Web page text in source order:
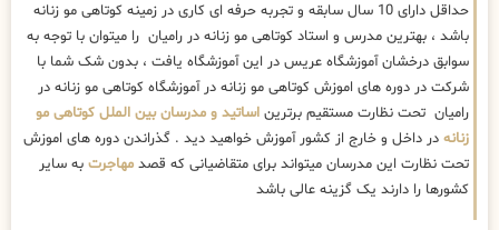
حداقل دارای 10 سال سابقه و تجربه حرفه ای کاری در زمینه کوتاهی مو زنانه
باشد ، بهترین مدرس و استاد کوتاهی مو زنانه در رامیان را میتوان با توجه به
سوابق درخشان آموزشگاه عریس در این آموزشگاه یافت ، بدون شک شما با
شرکت در دوره های اموزش کوتاهی مو زنانه در آموزشگاه کوتاهی مو زنانه در
رامیان تحت نظارت مستقیم برترین اساتید و مدرسان بین الملل کوتاهی مو
زنانه در داخل و خارج از کشور آموزش خواهید دید . گذراندن دوره های اموزش
تحت نظارت این مدرسان میتواند برای متقاضیانی که قصد مهاجرت به سایر
کشورها را دارند یک گزینه عالی باشد